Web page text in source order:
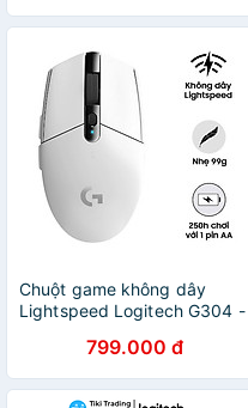
250h -Hàng Chính Hãng
Chuột game không dây
Lightspeed Logitech G304 -
nhẹ, 6 nút lập trình, on-
board memory, pin 250h -
Hàng chính hãng
799.000 đ